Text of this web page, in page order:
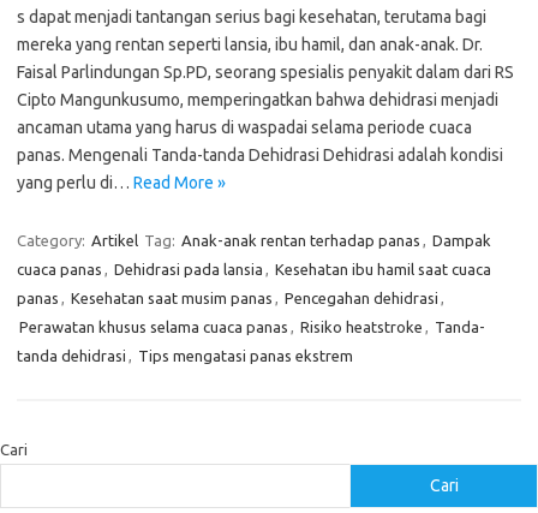
s dapat menjadi tantangan serius bagi kesehatan, terutama bagi
mereka yang rentan seperti lansia, ibu hamil, dan anak-anak. Dr.
Faisal Parlindungan Sp.PD, seorang spesialis penyakit dalam dari RS
Cipto Mangunkusumo, memperingatkan bahwa dehidrasi menjadi
ancaman utama yang harus di waspadai selama periode cuaca
panas. Mengenali Tanda-tanda Dehidrasi Dehidrasi adalah kondisi
yang perlu di… Read More »
Category: Artikel Tag: Anak-anak rentan terhadap panas , Dampak
cuaca panas , Dehidrasi pada lansia , Kesehatan ibu hamil saat cuaca
panas , Kesehatan saat musim panas , Pencegahan dehidrasi ,
Perawatan khusus selama cuaca panas , Risiko heatstroke , Tanda-
tanda dehidrasi , Tips mengatasi panas ekstrem
Cari
Cari